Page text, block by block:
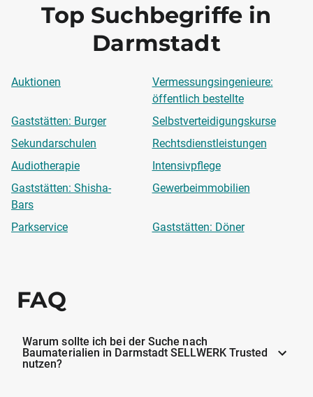
Top Suchbegriffe in
Darmstadt
Auktionen
Vermessungsingenieure:
öffentlich bestellte
Gaststätten: Burger
Selbstverteidigungskurse
Sekundarschulen
Rechtsdienstleistungen
Audiotherapie
Intensivpflege
Gaststätten: Shisha-
Bars
Gewerbeimmobilien
Parkservice Gaststätten: Döner
FAQ
Warum sollte ich bei der Suche nach
Baumaterialien in Darmstadt SELLWERK Trusted
nutzen?